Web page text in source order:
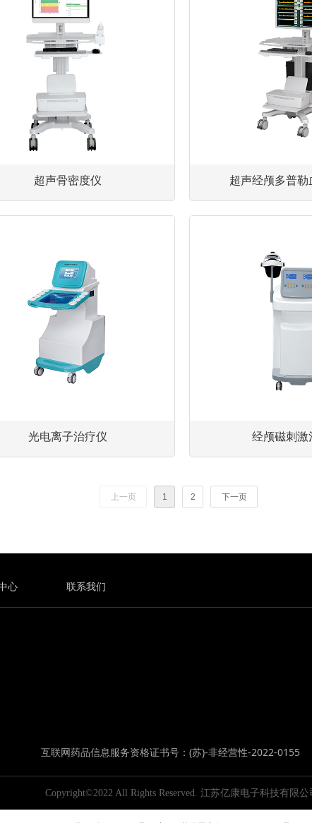
超声骨密度仪 超声经颅多普勒
光电离子治疗仪 经颅磁刺激
上一页 1 2 下一页
心 联系我们
Copyright©2022 All Rights Reserved. 江苏亿康电子科技有限公
号：(苏)-非经营性-2022-0155